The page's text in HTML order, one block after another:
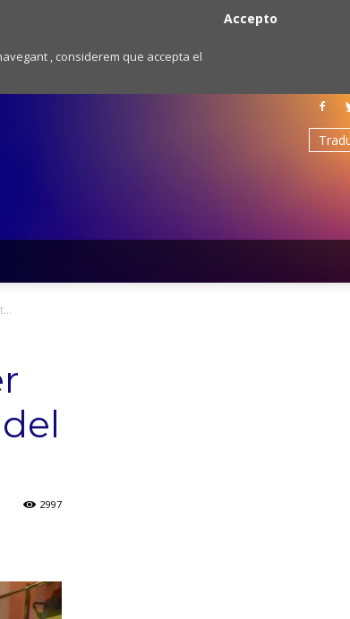
, considerem que accepta el
Accepto
2997